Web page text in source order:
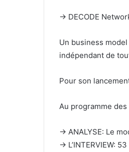
-> DECODE
Un business
indépendant de
Pour son
Au programme
→ ANALYSE: Le
→ L’INTERVIEW: